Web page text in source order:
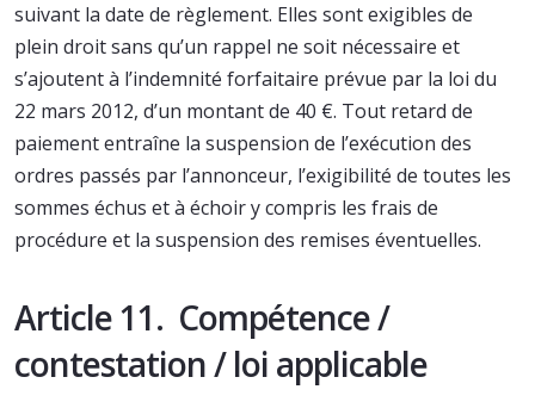
suivant la date de règlement. Elles sont exigibles de
plein droit sans qu’un rappel ne soit nécessaire et
s’ajoutent à l’indemnité forfaitaire prévue par la loi du
22 mars 2012, d’un montant de 40 €. Tout retard de
paiement entraîne la suspension de l’exécution des
ordres passés par l’annonceur, l’exigibilité de toutes les
sommes échus et à échoir y compris les frais de
procédure et la suspension des remises éventuelles.
Article 11. Compétence /
contestation / loi applicable